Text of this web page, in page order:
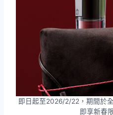
即日起至2026/2/22，期間於
即享新春